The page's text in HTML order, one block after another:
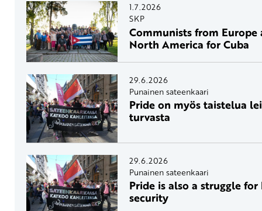
1.7.2026
SKP
Communists from Europe
North America for Cuba
29.6.2026
Punainen sateenkaari
Pride on myös taistelua
turvasta
29.6.2026
Punainen sateenkaari
Pride is also a struggle for
security